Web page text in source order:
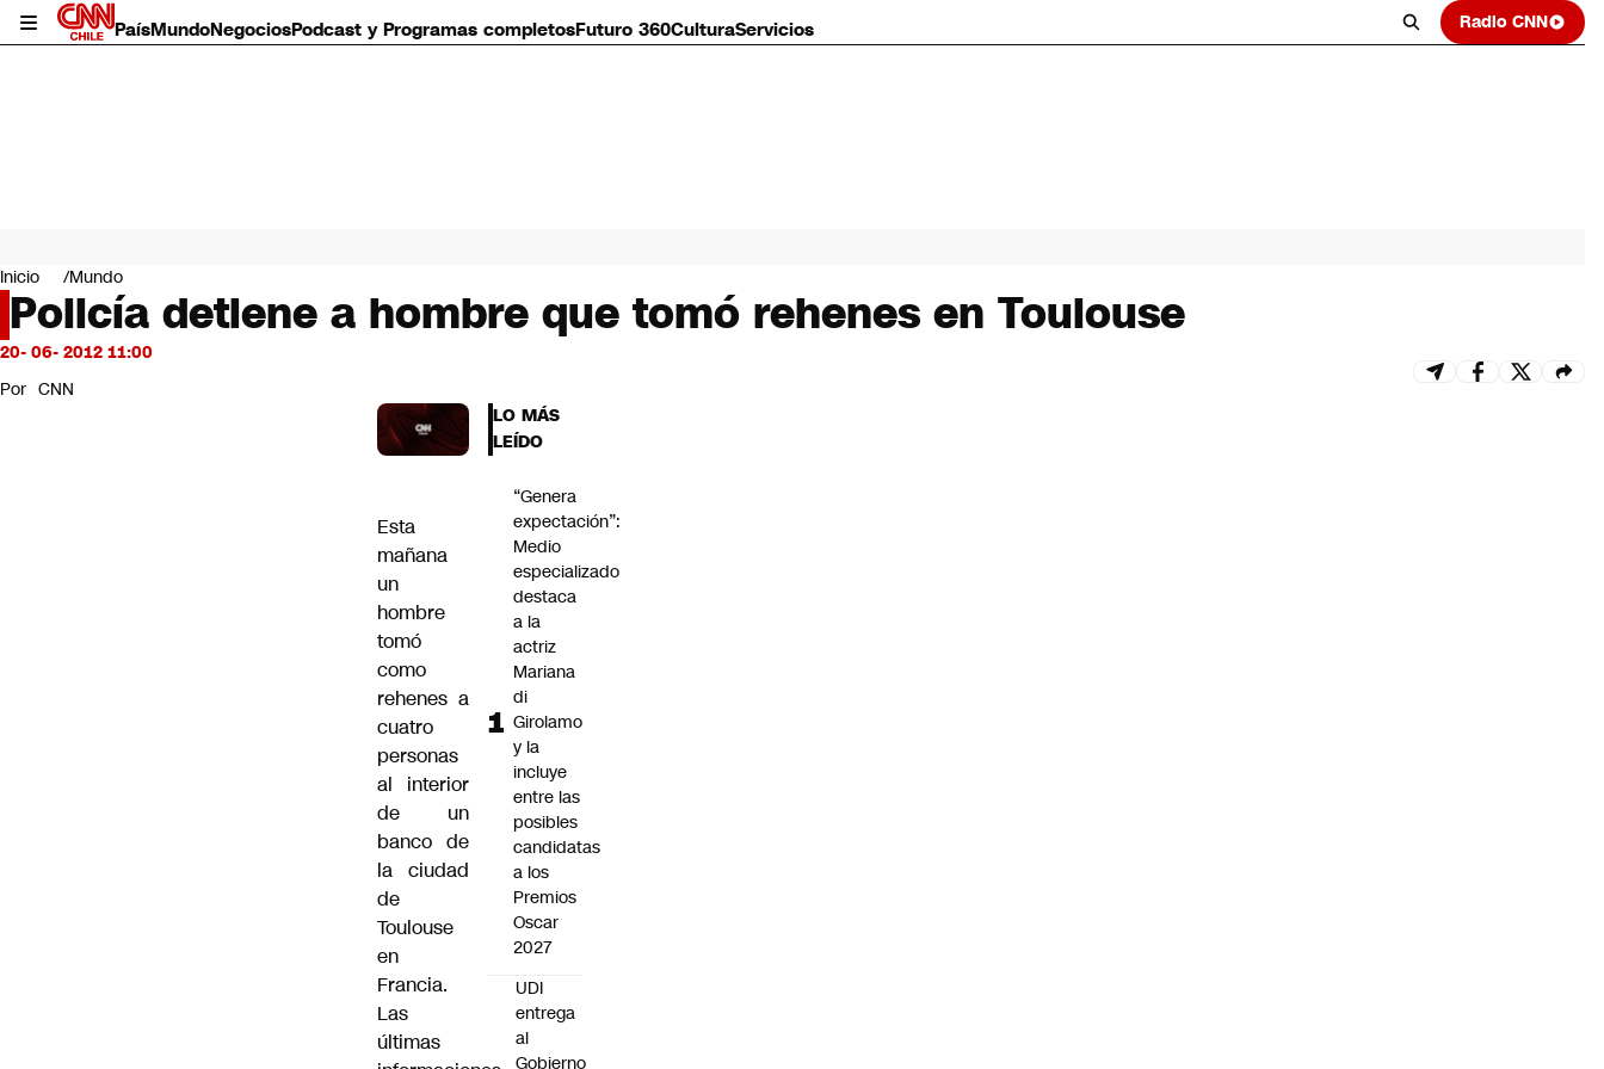
PaísMundoNegociosPodcast y Programas completosFuturo 360CulturaServicios Radio CNN
Mundo
Negocios
Deportes
Programas completos
Servicios
Inicio Mundo
Policía detiene a hombre que tomó rehenes en Toulouse
20- 06- 2012 11:00
Por CNN
Esta
mañana
un
hombre
tomó
como
rehenes a
cuatro
personas
al interior
de un
banco de
la ciudad
de
Toulouse
en
Francia.
Las
últimas
LO MÁS
LEÍDO
“Genera
expectación”:
Medio
especializado
destaca
a la
actriz
Mariana
di
Girolamo
y la
incluye
entre las
posibles
candidatas
a los
Premios
Oscar
2027
UDI
entrega
al
Gobierno